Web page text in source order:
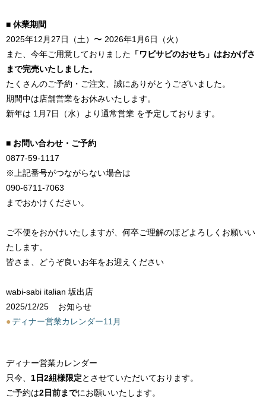
■ 休業期間
2025年12月27日（土）〜 2026年1月6日（火）
また、今年ご用意しておりました 「ワビサビのおせち」はおかげさ
まで完売いたしました。
たくさんのご予約・ご注文、誠にありがとうございました。
期間中は店舗営業をお休みいたします。
新年は 1月7日（水）より通常営業 を予定しております。
■ お問い合わせ・ご予約
0877-59-1117
※上記番号がつながらない場合は
090-6711-7063
までおかけください。
ご不便をおかけいたしますが、何卒ご理解のほどよろしくお願いい
たします。
皆さま、どうぞ良いお年をお迎えください
wabi-sabi italian 坂出店
2025/12/25
お知らせ
●ディナー営業カレンダー11月
ディナー営業カレンダー
只今、 1日2組様限定とさせていただいております。
ご予約は2日前までにお願いいたします。